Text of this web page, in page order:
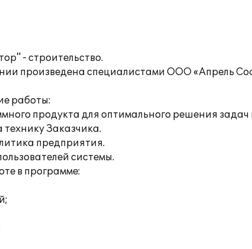
- строительство.
произведена специалистами ООО «Апрель
работы:
продукта для оптимального решения задач
технику Заказчика.
предприятия.
системы.
в программе: